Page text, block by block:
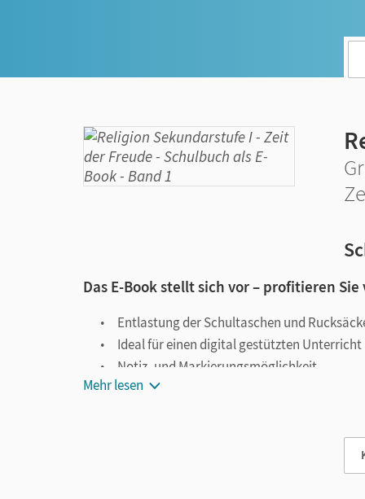
Das E-Book stellt sich vor – profitieren
Entlastung der Schultaschen und
Ideal für einen digital gestützten Unterricht
Notiz- und Markierungsmöglichkeit
Jederzeit unkompliziert verfügbar
Mehr lesen